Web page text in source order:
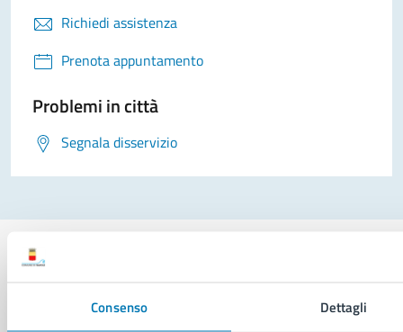
Consenso Dettagli
Richiedi assistenza
Prenota appuntamento
Problemi in città
Segnala disservizio
Comune di Napoli